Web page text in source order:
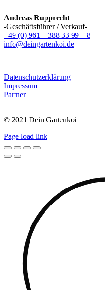
Andreas Rupprecht
-Geschäftsführer / Verkauf-
+49 (0) 961 – 388 33 99 – 8
info@deingartenkoi.de
Datenschutzerklärung
Impressum
Partner
© 2021 Dein Gartenkoi
Page load link